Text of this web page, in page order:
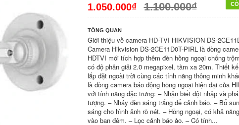
1.050.000₫ 1.100.000₫
TỔNG QUAN
Giới thiệu về camera HD-TVI HIKVISION DS-
Camera Hikvision DS-2CE11D0T-PIRL là dòng
HDTVI mới tích hợp thêm đèn hồng ngoại chống
có độ phân giải 2.0 megapixel, tầm xa 20m. Thiết
lắp đặt ngoài trời cùng các tính năng thông minh
là dòng camera báo động hồng ngoại hiện đại của
với tính năng đặc trưng: – Nhận biết đột nhập và
tượng. – Nháy đèn sáng trắng để cảnh báo. – Bổ
sáng cho hình ảnh rõ nét. – Hồng ngoại, có khả
vào ban đêm. – Lọc cảnh báo ảo. – Có tính...